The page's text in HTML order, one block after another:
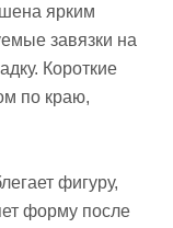
ярким
завязки на
Короткие
по краю,
фигуру,
форму после